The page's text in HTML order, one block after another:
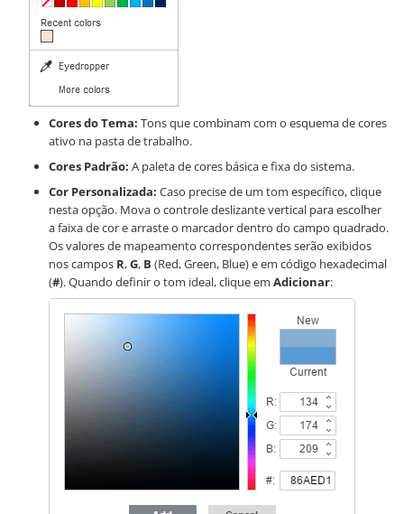
Cores do Tema: Tons que combinam com o esquema de cores
ativo na pasta de trabalho.
Cores Padrão: A paleta de cores básica e fixa do sistema.
Cor Personalizada: Caso precise de um tom específico, clique
nesta opção. Mova o controle deslizante vertical para escolher
a faixa de cor e arraste o marcador dentro do campo quadrado.
Os valores de mapeamento correspondentes serão exibidos
nos campos R,G, B (Red, Green, Blue) e em código hexadecimal
(#). Quando definir o tom ideal, clique em Adicionar: